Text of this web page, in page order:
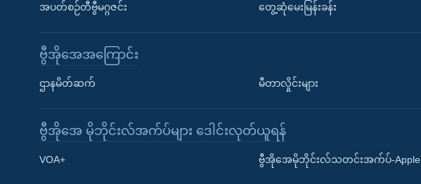
Learning English
အပတ်စဉ်တီဗွီမဂ္ဂဇင်း တွေ့ဆုံမေးမြန်းခန်း
ဗွီအိုအေအကြောင်း
ဌာနမိတ်ဆက် မီတာလှိုင်းများ
ဗွီအိုအေ မိုဘိုင်းလ်အက်ပ်များ ဒေါင်းလုတ်ယူရန်
VOA+ ဗွီအိုအေမိုဘိုင်းလ်သတင်းအက်ပ်-Apple